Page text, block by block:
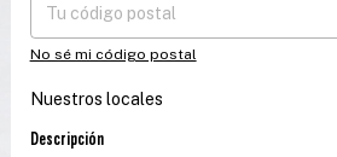
No sé mi código postal
Nuestros locales
Descripción